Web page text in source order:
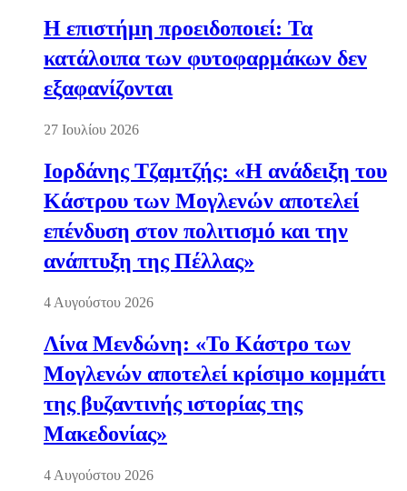
Η επιστήμη προειδοποιεί: Τα
κατάλοιπα των φυτοφαρμάκων δεν
εξαφανίζονται
27 Ιουλίου 2026
Ιορδάνης Τζαμτζής: «Η ανάδειξη του
Κάστρου των Μογλενών αποτελεί
επένδυση στον πολιτισμό και την
ανάπτυξη της Πέλλας»
4 Αυγούστου 2026
Λίνα Μενδώνη: «Το Κάστρο των
Μογλενών αποτελεί κρίσιμο κομμάτι
της βυζαντινής ιστορίας της
Μακεδονίας»
4 Αυγούστου 2026